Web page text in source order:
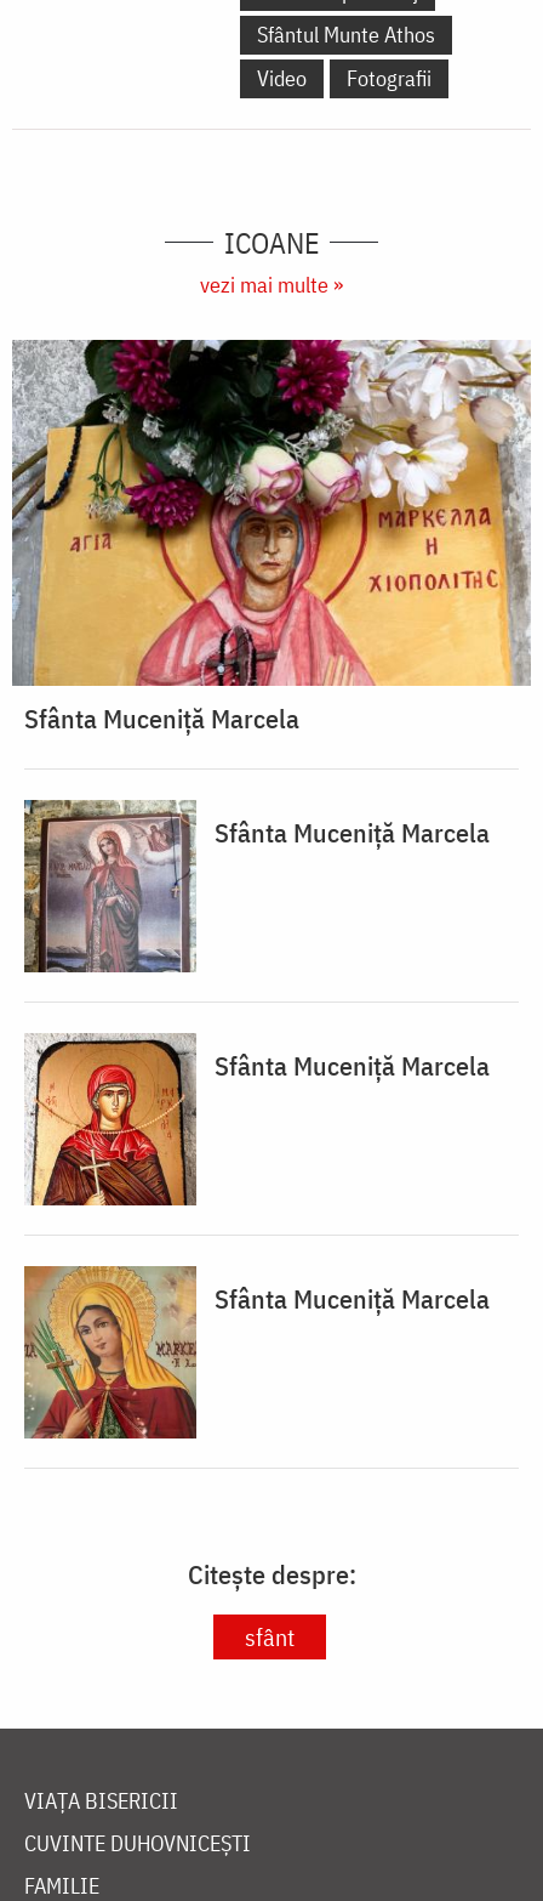
Sfântul Munte Athos
Video
Fotografii
ICOANE
vezi mai multe »
Sfânta Muceniță Marcela
Sfânta Muceniță Marcela
Sfânta Muceniță Marcela
Sfânta Muceniță Marcela
Citește despre:
sfânt
VIAȚA BISERICII
CUVINTE DUHOVNICEȘTI
FAMILIE